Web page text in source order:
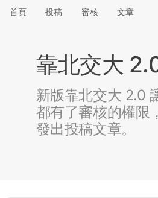
首頁 投稿 審核 文章
靠北交大
新版靠北交大 2.0
都有了審核的權限
發出投稿文章。